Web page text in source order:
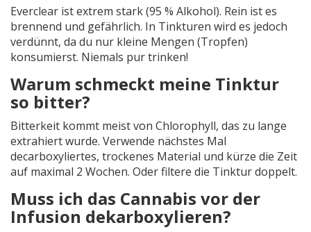
Everclear ist extrem stark (95 % Alkohol). Rein ist es
brennend und gefährlich. In Tinkturen wird es jedoch
verdünnt, da du nur kleine Mengen (Tropfen)
konsumierst. Niemals pur trinken!
Warum schmeckt meine Tinktur
so bitter?
Bitterkeit kommt meist von Chlorophyll, das zu lange
extrahiert wurde. Verwende nächstes Mal
decarboxyliertes, trockenes Material und kürze die Zeit
auf maximal 2 Wochen. Oder filtere die Tinktur doppelt.
Muss ich das Cannabis vor der
Infusion dekarboxylieren?